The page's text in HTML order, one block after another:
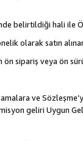
belirtildiği hali ile
olarak satın
sipariş veya ön
ve
geliri Uygun